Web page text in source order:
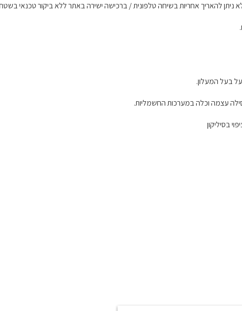
ניתן להאריך אחריות בשיחה טלפונית / ברכישה ישירה באתר ללא ביקור טכנאי
בעל המעלון.
עצמה וכלה במערכות החשמליות.
בסיליקון